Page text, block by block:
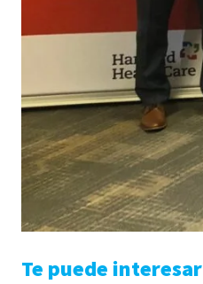
Te puede interesar